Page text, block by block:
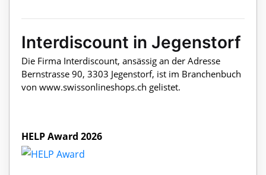
Interdiscount in Jegenstorf
Die Firma Interdiscount, ansässig an der Adresse
Bernstrasse 90, 3303 Jegenstorf, ist im Branchenbuch
von www.swissonlineshops.ch gelistet.
HELP Award 2026